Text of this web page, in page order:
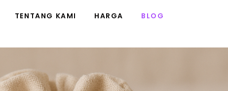
TENTANG KAMI HARGA BLOG